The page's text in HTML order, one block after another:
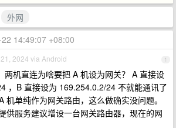
外网
14:49:07 +08:00
1
2024 via Android
两机直连为啥要把 A 机设为网关？ A 直接设
，B 直接设为 169.254.0.2/24 不就能通讯了
机单纯作为网关路由，这么做确实没问题。
供服务建议增设一台网关路由器，现在的网